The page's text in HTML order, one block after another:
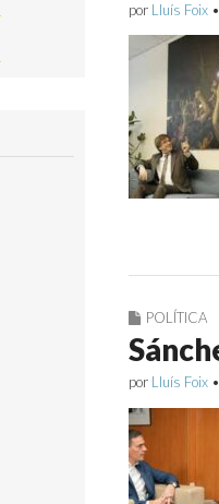
por Lluís Foix •
POLÍTICA
por Lluís Foix •